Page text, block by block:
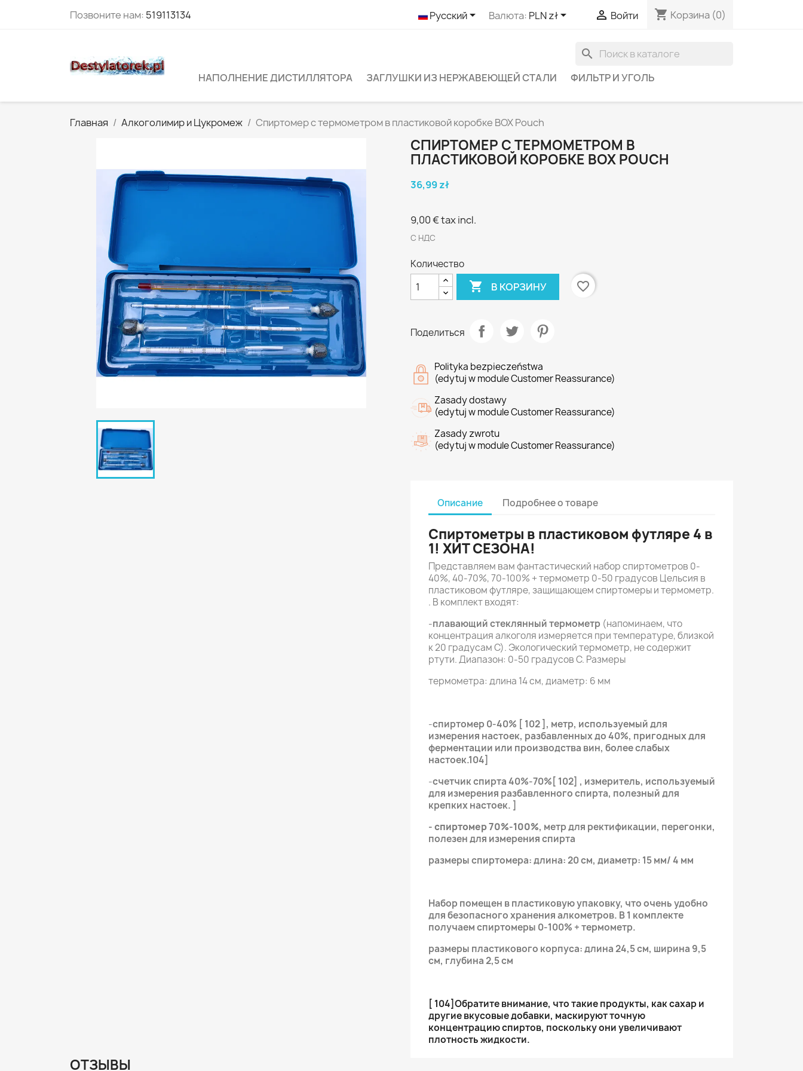
Позвоните нам: 519113134 Русский Валюта: PLN zł  Войти shopping_cart Корзина (0)
search
НАПОЛНЕНИЕ ДИСТИЛЛЯТОРА ЗАГЛУШКИ ИЗ НЕРЖАВЕЮЩЕЙ СТАЛИ ФИЛЬТР И УГОЛЬ
Главная Алкоголимир и Цукромеж Спиртомер с термометром в пластиковой коробке BOX Pouch
СПИРТОМЕР С ТЕРМОМЕТРОМ В
ПЛАСТИКОВОЙ КОРОБКЕ BOX POUCH
36,99 zł
9,00 €tax incl.
С НДС
Количество
 В КОРЗИНУ favorite_border
Поделиться
Polityka bezpieczeństwa
(edytuj w module Customer Reassurance)
Zasady dostawy
(edytuj w module Customer Reassurance)
Zasady zwrotu
(edytuj w module Customer Reassurance)
Описание Подробнее о товаре
Спиртометры в пластиковом футляре 4 в
1! ХИТ СЕЗОНА!
Представляем вам фантастический набор спиртометров 0-
40%, 40-70%, 70-100% + термометр 0-50 градусов Цельсия в
пластиковом футляре, защищающем спиртомеры и термометр.
. В комплект входят:
-плавающий стеклянный термометр (напоминаем, что
концентрация алкоголя измеряется при температуре, близкой
к 20 градусам С). Экологический термометр, не содержит
ртути. Диапазон: 0-50 градусов C. Размеры
термометра: длина 14 см, диаметр: 6 мм
-спиртомер 0-40% [ 102 ], метр, используемый для
измерения настоек, разбавленных до 40%, пригодных для
ферментации или производства вин, более слабых
настоек.104]
-счетчик спирта 40%-70%[ 102] , измеритель, используемый
для измерения разбавленного спирта, полезный для
крепких настоек. ]
- спиртомер 70%-100%, метр для ректификации, перегонки,
полезен для измерения спирта
размеры спиртомера: длина: 20 см, диаметр: 15 мм/ 4 мм
Набор помещен в пластиковую упаковку, что очень удобно
для безопасного хранения алкометров. В 1 комплекте
получаем спиртомеры 0-100% + термометр.
размеры пластикового корпуса: длина 24,5 см, ширина 9,5
см, глубина 2,5 см
[ 104]Обратите внимание, что такие продукты, как сахар и
другие вкусовые добавки, маскируют точную
концентрацию спиртов, поскольку они увеличивают
плотность жидкости.
ОТЗЫВЫ